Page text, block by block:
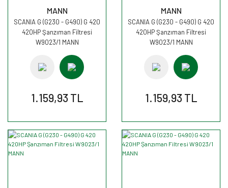
MANN
SCANIA G (G230 - G490) G 420
420HP Şanzıman Filtresi
W9023/1 MANN
1.159,93 TL
MANN
SCANIA G (G230 - G490) G 420
420HP Şanzıman Filtresi
W9023/1 MANN
1.159,93 TL